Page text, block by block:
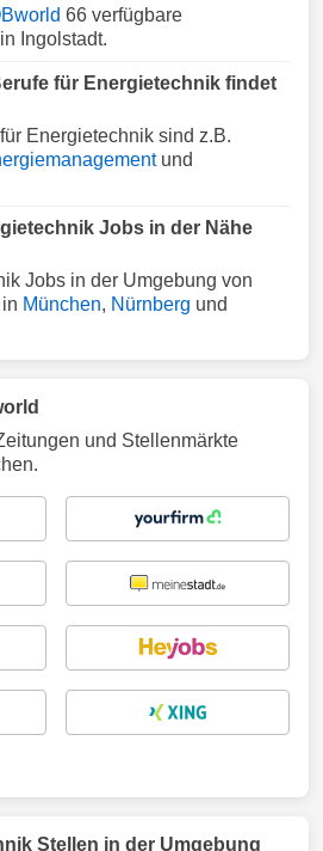
66 verfügbare
Ingolstadt.
für Energietechnik findet
Energietechnik sind z.B.
und
Jobs in der Nähe
Jobs in der Umgebung von
München, Nürnberg und
und Stellenmärkte
Stellen in der Umgebung